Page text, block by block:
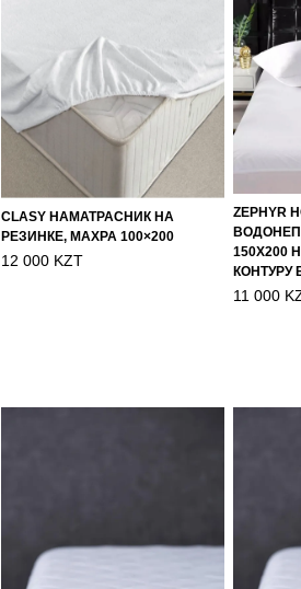
CLASY НАМАТРАСНИК НА
РЕЗИНКЕ, МАХРА 100×200
12 000 KZT
ZEPHYR
150Х200
КОНТУРУ
11 000